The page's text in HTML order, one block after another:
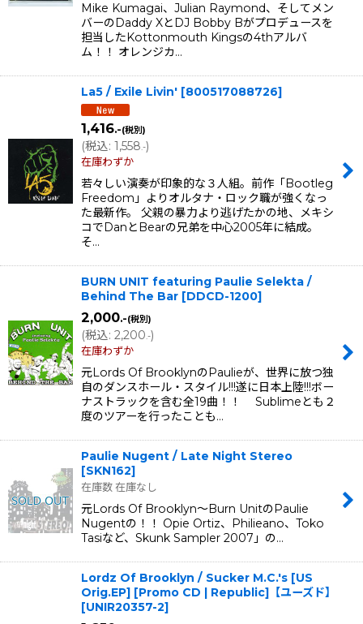
Mike Kumagai、Julian Raymond、そしてメン
バーのDaddy XとDJ Bobby Bがプロデュースを
担当したKottonmouth Kingsの4thアルバ
ム！！ オレンジカ…
La5 / Exile Livin' [800517088726]
1,416.-(税別)
(税込: 1,558.-)
在庫わずか
若々しい演奏が印象的な３人組。前作「Bootleg
Freedom」よりオルタナ・ロック職が強くなっ
た最新作。 父親の暴力より逃げたかの地、メキシ
コでDanとBearの兄弟を中心2005年に結成。
そ…
BURN UNIT featuring Paulie Selekta /
Behind The Bar [DDCD-1200]
2,000.-(税別)
(税込: 2,200.-)
在庫わずか
元Lords Of BrooklynのPaulieが、世界に放つ独
自のダンスホール・スタイル!!!遂に日本上陸!!!ボー
ナストラックを含む全19曲！！ Sublimeとも２
度のツアーを行ったことも…
Paulie Nugent / Late Night Stereo
[SKN162]
在庫数 在庫なし
元Lords Of Brooklyn〜Burn UnitのPaulie
Nugentの！！ Opie Ortiz、Philieano、Toko
Tasiなど、Skunk Sampler 2007」の…
Lordz Of Brooklyn / Sucker M.C.'s [US
Orig.EP] [Promo CD | Republic]【ユーズド】
[UNIR20357-2]